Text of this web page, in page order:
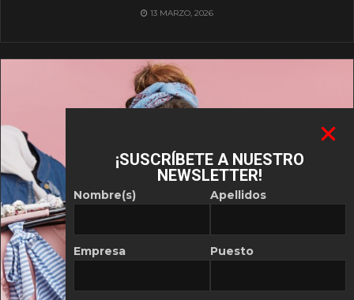
13 MARZO, 2026
¡SUSCRÍBETE A NUESTRO
NEWSLETTER!
Nombre(s)
Empresa
Apellidos
Puesto